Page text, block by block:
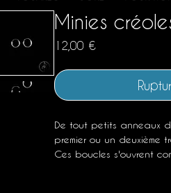
Minies
12,00 €Prix
De tout petits anneaux
premier ou un deuxième
Ces boucles s'ouvrent